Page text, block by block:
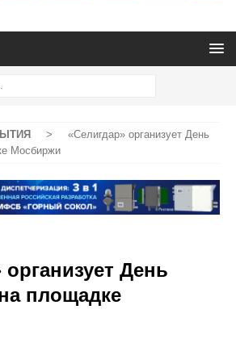
>
«Селигдар» организует День
Мосбиржи
организует День
площадке